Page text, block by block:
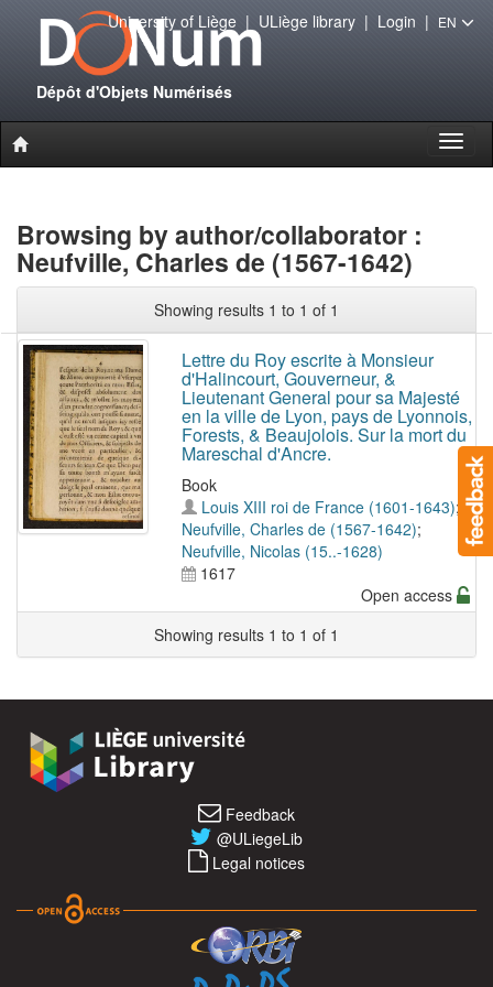
Dépôt d'Objets Numérisés
University of Liège| ULiège library| Login | EN
Browsing by author/collaborator :
Neufville, Charles de (1567-1642)
Showing results 1 to 1 of 1
Lettre du Roy escrite à Monsieur
d'Halincourt, Gouverneur, &
Lieutenant General pour sa Majesté
en la ville de Lyon, pays de Lyonnois,
Forests, & Beaujolois. Sur la mort du
Mareschal d'Ancre.
Book
Louis XIII roi de France (1601-1643);
Neufville, Charles de (1567-1642);
Neufville, Nicolas (15..-1628)
1617
Open access
Showing results 1 to 1 of 1
Feedback
@ULiegeLib
Legal notices